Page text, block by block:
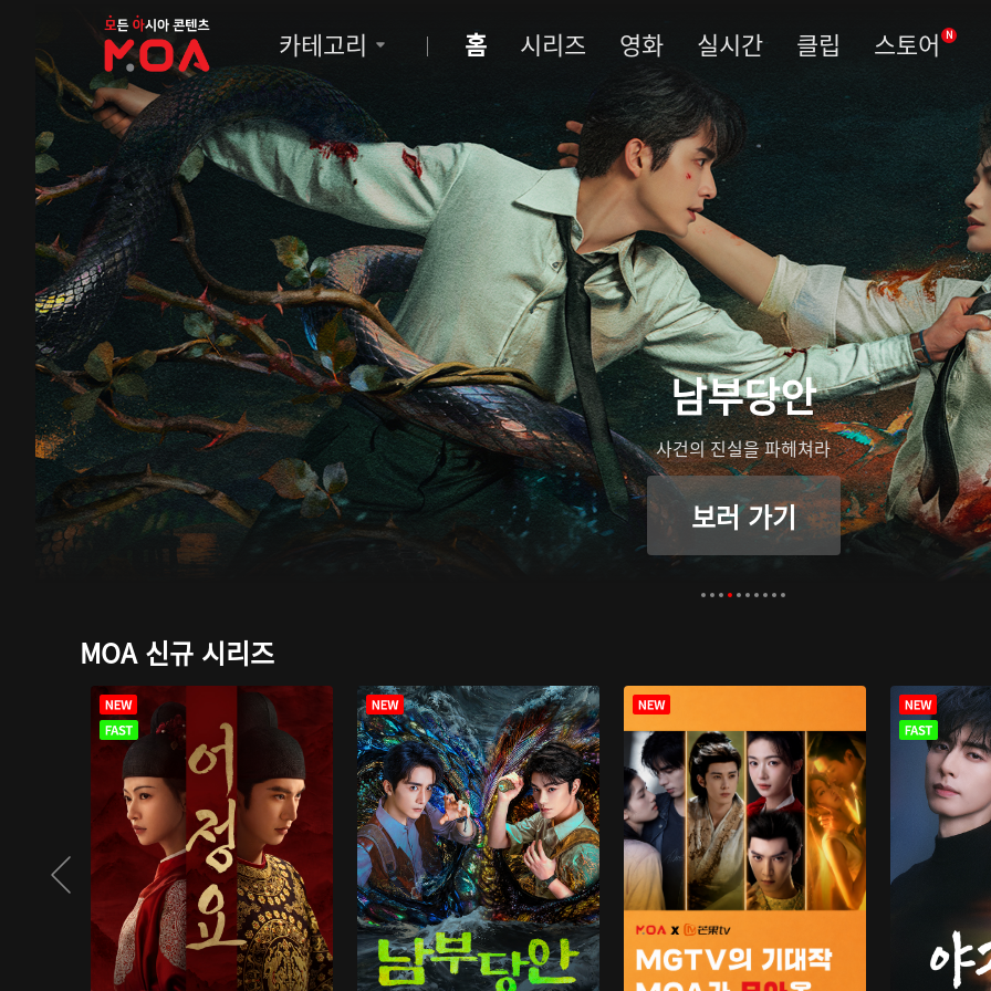
MOA
카테고리 홈 시리즈 영화 실시간 클립 스토어 N
남부당안
사건의 진실을 파헤쳐라
보러 가기
MOA 신규 시리즈